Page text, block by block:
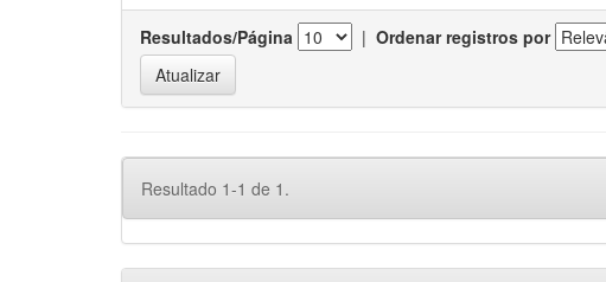
Resultados/Página | Ordenar registros por
Resultado 1-1 de 1.